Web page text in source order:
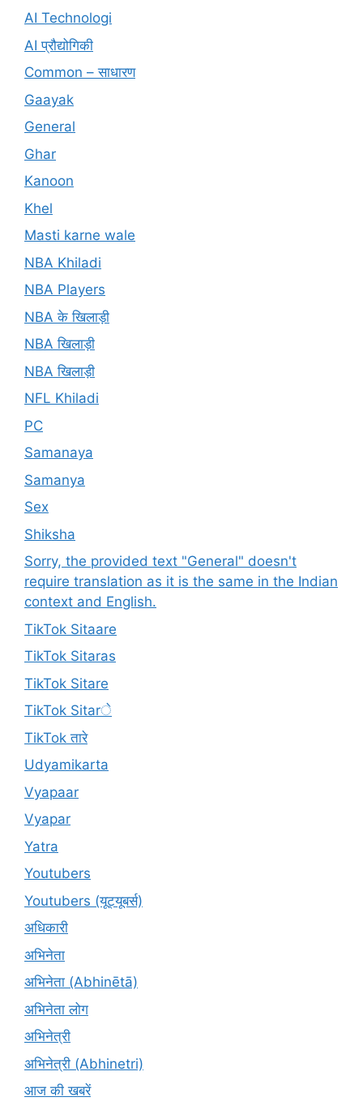
AI Technologi
AI प्रौद्योगिकी
Common – साधारण
Gaayak
General
Ghar
Kanoon
Khel
Masti karne wale
NBA Khiladi
NBA Players
NBA के खिलाड़ी
NBA खिलाड़ी
NBA खिलाड़ी
NFL Khiladi
PC
Samanaya
Samanya
Sex
Shiksha
Sorry, the provided text "General" doesn't
require translation as it is the same in the Indian
context and English.
TikTok Sitaare
TikTok Sitaras
TikTok Sitare
TikTok Sitarे
TikTok तारे
Udyamikarta
Vyapaar
Vyapar
Yatra
Youtubers
Youtubers (यूट्यूबर्स)
अधिकारी
अभिनेता
अभिनेता (Abhinētā)
अभिनेता लोग
अभिनेत्री
अभिनेत्री (Abhinetri)
आज की खबरें